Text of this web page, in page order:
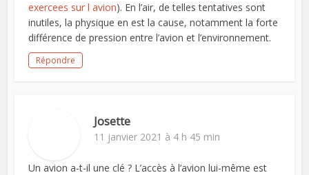
exercees sur l avion). En l’air, de telles tentatives sont
inutiles, la physique en est la cause, notamment la forte
différence de pression entre l’avion et l’environnement.
Répondre
Josette
11 janvier 2021 à 4 h 45 min
Un avion a-t-il une clé ? L’accès à l’avion lui-même est